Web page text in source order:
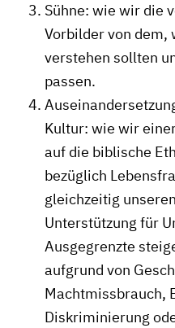
Sühne: wie wir die
Vorbilder von dem,
verstehen sollten
passen.
Kultur: wie wir
auf die biblische
bezüglich
gleichzeitig
Unterstützung für
Ausgegrenzte
aufgrund von
Machtmissbrauch,
Diskriminierung